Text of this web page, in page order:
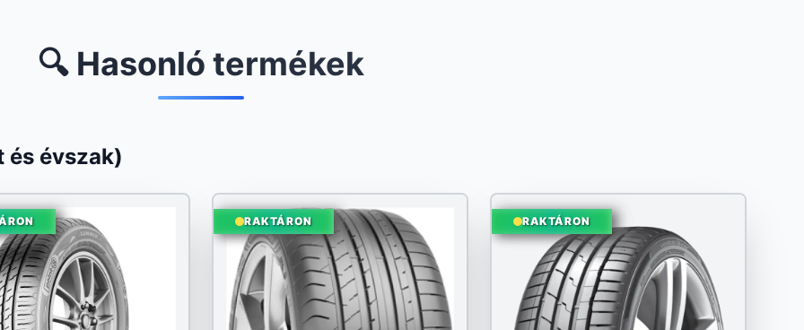
🔍 Hasonló termékek
és évszak)
RAKTÁRON RAKTÁRON